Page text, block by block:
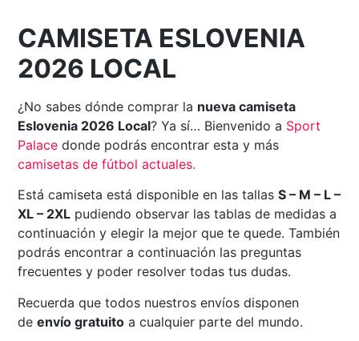
CAMISETA ESLOVENIA
2026 LOCAL
¿No sabes dónde comprar la nueva camiseta
Eslovenia 2026 Local? Ya sí… Bienvenido a Sport
Palace donde podrás encontrar esta y más
camisetas de fútbol actuales.
Está camiseta está disponible en las tallasS – M – L –
XL – 2XL pudiendo observar las tablas de medidas a
continuación y elegir la mejor que te quede. También
podrás encontrar a continuación las preguntas
frecuentes y poder resolver todas tus dudas.
Recuerda que todos nuestros envíos disponen
deenvío gratuito a cualquier parte del mundo.